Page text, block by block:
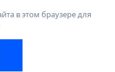
в этом браузере для